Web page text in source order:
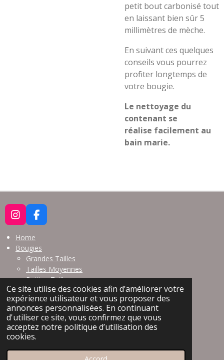
Ce site utilise des cookies afin d’améliorer votre
expérience utilisateur et vous proposer des
annonces personnalisées. En continuant
d'utiliser ce site, vous confirmez que vous
acceptez notre politique d’utilisation des
cookies.
petit bout carbonisé tout
en laissant bien sûr 5
millimètres de mèche.
En suivant ces quelques
conseils vous pourrez
profiter longtemps de
votre bougie.
Le nettoyage du
contenant se
réalise facilement au
bain marie.
I
N
S
T
A
G
R
A
M
F
A
E
B
O
O
K
Home
Bougies
Grandes Tailles
Tailles Moyennes
Petites Tailles
Bougies de Massage
Points de vente
Contact
Conditions d'utilisation